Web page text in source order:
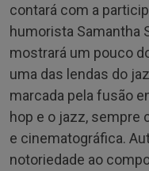
contará com a
humorista Samantha
mostrará um pouco
uma das lendas do
marcada pela fusão
hop e o jazz, sempre
e cinematográfica.
notoriedade ao